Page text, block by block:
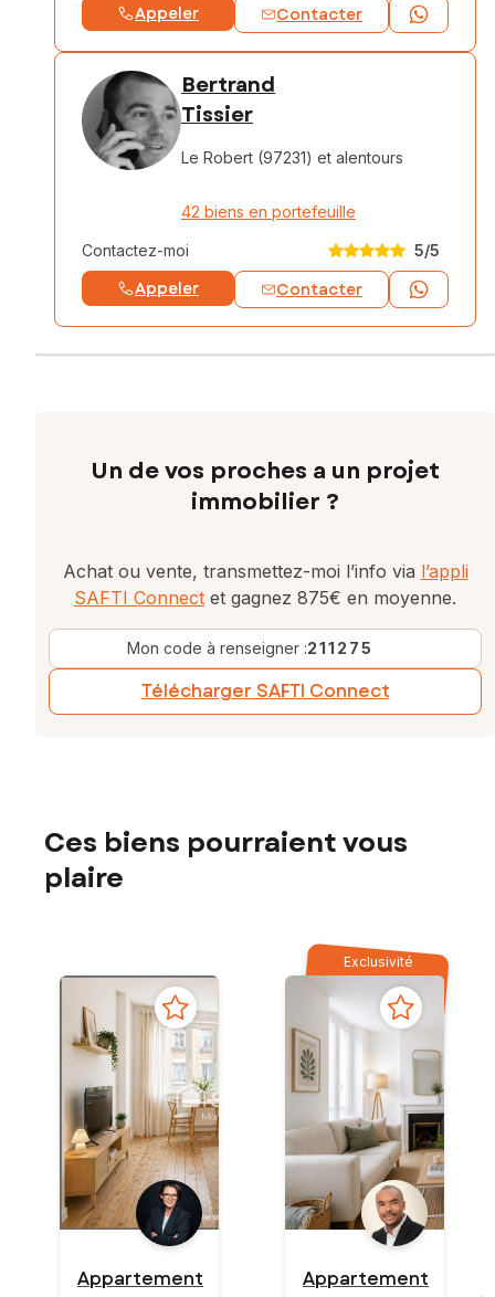
Appeler Contacter
Bertrand
Tissier
Le Robert (97231) et alentours
42 biens en portefeuille
Contactez-moi 5/5
Appeler Contacter
Un de vos proches a un projet
immobilier ?
Achat ou vente, transmettez-moi l’info via l’appli
SAFTI Connect et gagnez 875€ en moyenne.
Mon code à renseigner :211275
Télécharger SAFTI Connect
Ces biens pourraient vous
plaire
Appartement
Exclusivité
Appartement